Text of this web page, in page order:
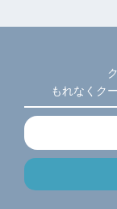
もれなくク